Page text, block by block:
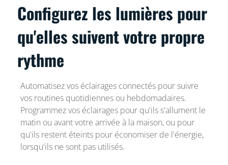
Configurez les lumières pour
qu'elles suivent votre propre
rythme
Automatisez vos éclairages connectés pour suivre
vos routines quotidiennes ou hebdomadaires.
Programmez vos éclairages pour qu'ils s'allument le
matin ou avant votre arrivée à la maison, ou pour
qu'ils restent éteints pour économiser de l'énergie,
lorsqu'ils ne sont pas utilisés.